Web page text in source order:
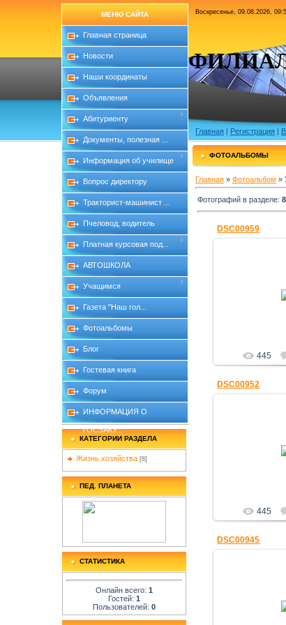
МЕНЮ САЙТА
Главная страница
Новости
Наши координаты
Объявления
Абитуриенту
Документы, полезная ...
Информация об училище
Вопрос директору
Тракторист-машинист ...
Пчеловод, водитель
Платная курсовая под...
АВТОШКОЛА
Учащимся
Газета "Наш гол...
Фотоальбомы
Блог
Гостевая книга
Форум
ИНФОРМАЦИЯ О
ГОСЗАКУ...
КАТЕГОРИИ РАЗДЕЛА
Жизнь хозяйства [8]
ПЕД. ПЛАНЕТА
СТАТИСТИКА
Онлайн всего: 1
Гостей: 1
Пользователей: 0
Воскресенье, 09.08.2026,
ФИЛИАЛ
Главная | Регистрация |
ФОТОАЛЬБОМЫ
Главная » Фотоальбом »
Фотографий в разделе: 8
DSC00959
445
DSC00952
445
DSC00945